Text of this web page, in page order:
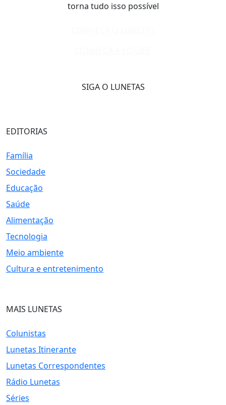
torna tudo isso possível
SIGA O LUNETAS
EDITORIAS
Família
Sociedade
Educação
Saúde
Alimentação
Tecnologia
Meio ambiente
Cultura e entretenimento
MAIS LUNETAS
Colunistas
Lunetas Itinerante
Lunetas Correspondentes
Rádio Lunetas
Séries